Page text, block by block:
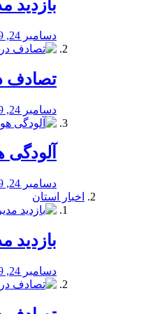
بازدید
دسامبر 24, 2019
تصادف
دسامبر 24, 2019
دسامبر 24, 2019
اخبار استان
بازدید
دسامبر 24, 2019